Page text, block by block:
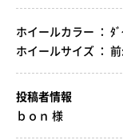
ホイールカラー ： ﾀ
ホイールサイズ ：
投稿者情報
ｂｏｎ 様